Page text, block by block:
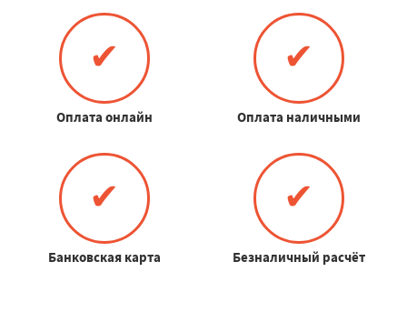
✔
Оплата онлайн
✔
Оплата наличными
✔
Банковская карта
✔
Безналичный расчёт